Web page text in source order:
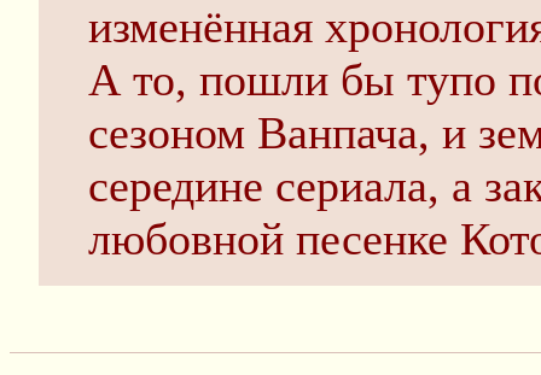
изменённая
А то, пошли бы тупо
сезоном Ванпача, и
середине сериала, а
любовной песенке